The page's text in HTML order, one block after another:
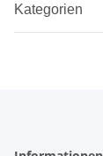
Kategorien